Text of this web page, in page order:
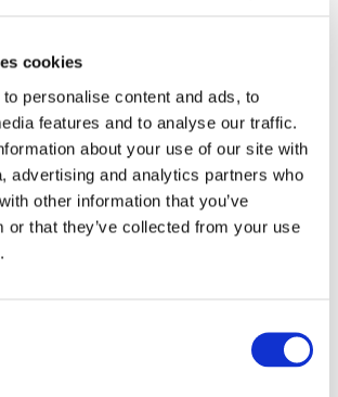
cookies
personalise content and ads, to
features and to analyse our traffic.
about your use of our site with
advertising and analytics partners who
other information that you’ve
or that they’ve collected from your use
у незалежній GMP-сертифікованій